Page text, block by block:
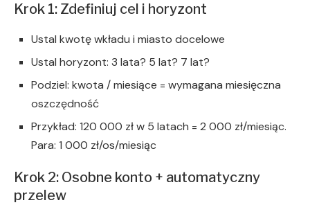
Krok 1: Zdefiniuj cel i horyzont
Ustal kwotę wkładu i miasto docelowe
Ustal horyzont: 3 lata? 5 lat? 7 lat?
Podziel: kwota / miesiące = wymagana miesięczna
oszczędność
Przykład: 120 000 zł w 5 latach = 2 000 zł/miesiąc.
Para: 1 000 zł/os/miesiąc
Krok 2: Osobne konto + automatyczny
przelew